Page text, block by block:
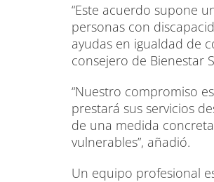
“Este acuerdo supone
personas con
ayudas en igualdad de
consejero de Bienestar
“Nuestro compromiso
prestará sus servicios
de una medida
vulnerables”, añadió.
Un equipo profesional